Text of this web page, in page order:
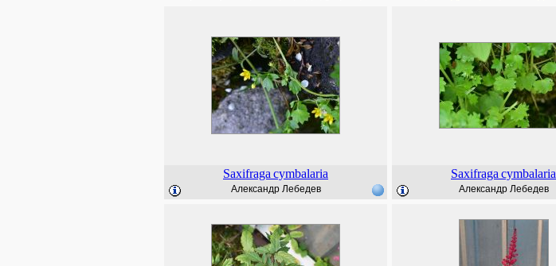
Saxifraga cymbalaria
Александр Лебедев
Saxifraga cymbalaria
Александр Лебедев